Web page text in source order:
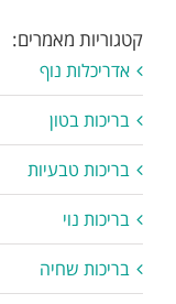
קטגוריות מאמרים:
אדריכלות נוף
בריכות בטון
בריכות טבעיות
בריכות נוי
בריכות שחיה